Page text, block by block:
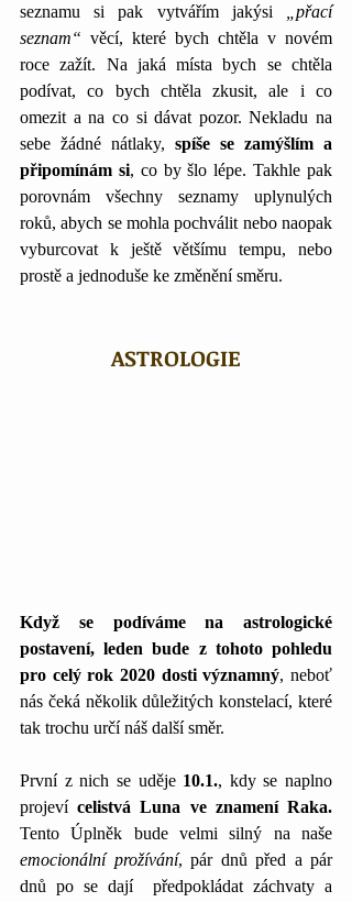
seznamu si pak vytvářím jakýsi
„přací
seznam“ věcí, které bych chtěla v novém
roce zažít. Na jaká místa bych se chtěla
podívat, co bych chtěla zkusit, ale i co
omezit a na co si dávat pozor. Nekladu na
sebe žádné nátlaky, spíše se zamýšlím a
připomínám si, co by šlo lépe. Takhle pak
porovnám všechny seznamy uplynulých
roků, abych se mohla pochválit nebo naopak
vyburcovat k ještě většímu tempu, nebo
prostě a jednoduše ke změnění směru.
ASTROLOGIE
Když se podíváme na astrologické
postavení, leden bude z tohoto pohledu
pro celý rok 2020 dosti významný, neboť
nás čeká několik důležitých konstelací, které
tak trochu určí náš další směr.
První z nich se uděje 10.1., kdy se naplno
projeví celistvá Luna ve znamení Raka.
emocionální prožívání, pár dnů před a pár
dnů po se dají  předpokládat záchvaty a